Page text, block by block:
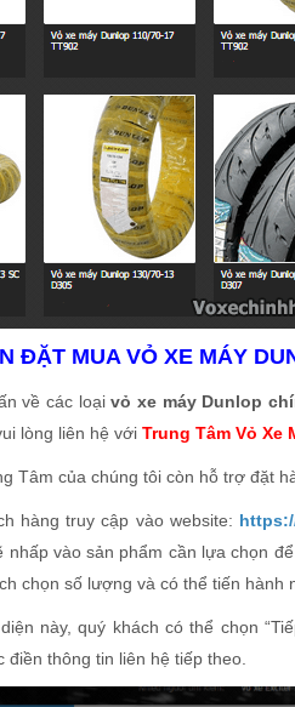
ĐẶT MUA VỎ XE MÁY
về các loạivỏ xe máy Dunlop
vui lòng liên hệ với Trung Tâm Vỏ Xe
Tâm của chúng tôi còn hỗ trợ đặt
hàng truy cập vào website:
nhấp vào sản phẩm cần lựa chọn
chọn số lượng và có thể tiến hành
này, quý khách có thể chọn
điền thông tin liên hệ tiếp theo.